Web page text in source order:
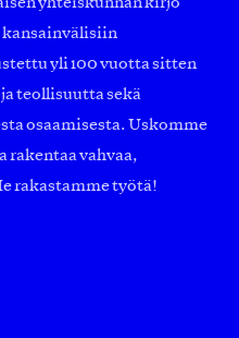
yhteiskunnan kirjo
kansainvälisiin
yli 100 vuotta sitten
teollisuutta sekä
osaamisesta. Uskomme
rakentaa vahvaa,
rakastamme työtä!